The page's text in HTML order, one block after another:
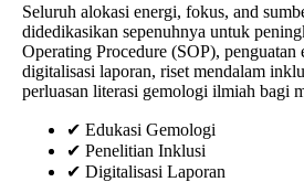
Seluruh alokasi energi, fokus, and
didedikasikan sepenuhnya untuk
Operating Procedure (SOP), penguatan
digitalisasi laporan, riset mendalam
perluasan literasi gemologi ilmiah bagi
✔ Edukasi Gemologi
✔ Penelitian Inklusi
✔ Digitalisasi Laporan